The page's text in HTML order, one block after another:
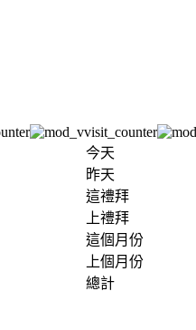
今天
昨天
這禮拜
上禮拜
這個月份
上個月份
總計